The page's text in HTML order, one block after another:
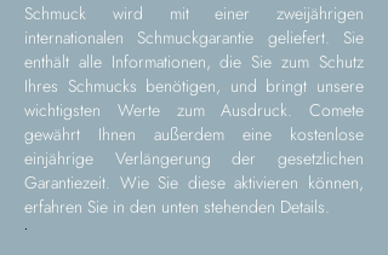
Schmuck wird mit einer zweijährigen
internationalen Schmuckgarantie geliefert. Sie
enthält alle Informationen, die Sie zum Schutz
Ihres Schmucks benötigen, und bringt unsere
wichtigsten Werte zum Ausdruck. Comete
gewährt Ihnen außerdem eine kostenlose
einjährige Verlängerung der gesetzlichen
Garantiezeit. Wie Sie diese aktivieren können,
erfahren Sie in den unten stehenden Details.